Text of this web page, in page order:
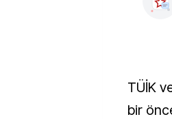
TÜİK verilerine göre; Yİ-ÜFE 2025 yılı Ekim ayında
bir